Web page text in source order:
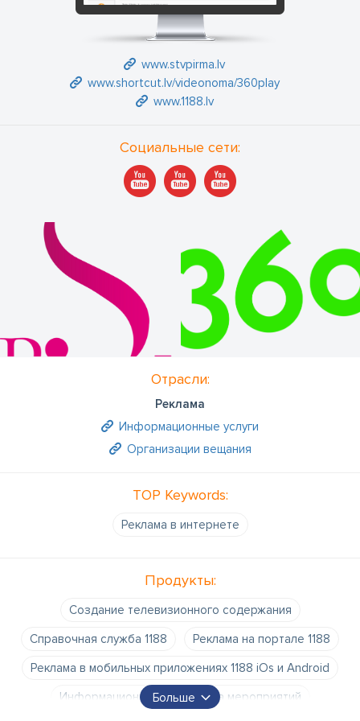
www.stvpirma.lv
www.shortcut.lv/videonoma/360play
www.1188.lv
Социальные сети:
Отрасли:
Реклама
Информационные услуги
Организации вещания
TOP Keywords:
Рекламa в интернете
Продукты:
Создание телевизионного содержания
Справочная служба 1188
Реклама на портале 1188
Реклама в мобильных приложениях 1188 iOs и Android
Информационная поддержка мероприятий
Больше